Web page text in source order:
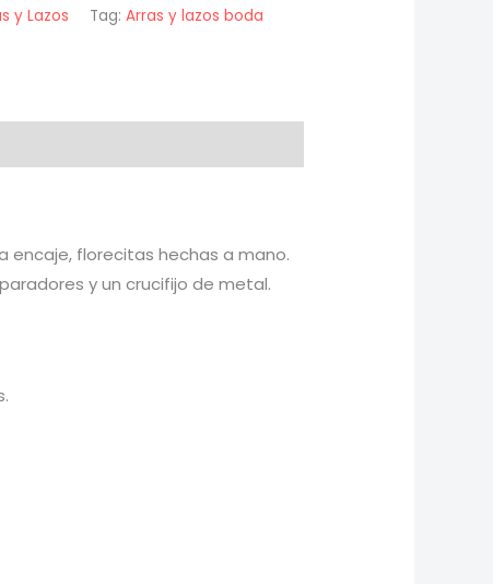
y Lazos Tag: Arras y lazos boda
encaje, florecitas hechas a mano.
y un crucifijo de metal.